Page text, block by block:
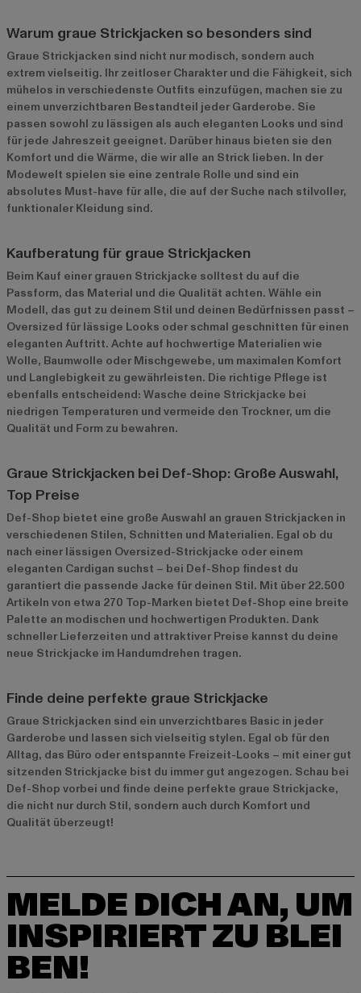
Warum graue Strickjacken so besonders sind
Graue Strickjacken sind nicht nur modisch, sondern auch
extrem vielseitig. Ihr zeitloser Charakter und die Fähigkeit, sich
mühelos in verschiedenste Outfits einzufügen, machen sie zu
einem unverzichtbaren Bestandteil jeder Garderobe. Sie
passen sowohl zu lässigen als auch eleganten Looks und sind
für jede Jahreszeit geeignet. Darüber hinaus bieten sie den
Komfort und die Wärme, die wir alle an Strick lieben. In der
Modewelt spielen sie eine zentrale Rolle und sind ein
absolutes Must-have für alle, die auf der Suche nach stilvoller,
funktionaler Kleidung sind.
Kaufberatung für graue Strickjacken
Beim Kauf einer grauen Strickjacke solltest du auf die
Passform, das Material und die Qualität achten. Wähle ein
Modell, das gut zu deinem Stil und deinen Bedürfnissen passt –
Oversized für lässige Looks oder schmal geschnitten für einen
eleganten Auftritt. Achte auf hochwertige Materialien wie
Wolle, Baumwolle oder Mischgewebe, um maximalen Komfort
und Langlebigkeit zu gewährleisten. Die richtige Pflege ist
ebenfalls entscheidend: Wasche deine Strickjacke bei
niedrigen Temperaturen und vermeide den Trockner, um die
Qualität und Form zu bewahren.
Graue Strickjacken bei Def-Shop: Große Auswahl,
Top Preise
Def-Shop bietet eine große Auswahl an grauen Strickjacken in
verschiedenen Stilen, Schnitten und Materialien. Egal ob du
nach einer lässigen Oversized-Strickjacke oder einem
eleganten Cardigan suchst – bei Def-Shop findest du
garantiert die passende Jacke für deinen Stil. Mit über 22.500
Artikeln von etwa 270 Top-Marken bietet Def-Shop eine breite
Palette an modischen und hochwertigen Produkten. Dank
schneller Lieferzeiten und attraktiver Preise kannst du deine
neue Strickjacke im Handumdrehen tragen.
Finde deine perfekte graue Strickjacke
Graue Strickjacken sind ein unverzichtbares Basic in jeder
Garderobe und lassen sich vielseitig stylen. Egal ob für den
Alltag, das Büro oder entspannte Freizeit-Looks – mit einer gut
sitzenden Strickjacke bist du immer gut angezogen. Schau bei
Def-Shop vorbei und finde deine perfekte graue Strickjacke,
die nicht nur durch Stil, sondern auch durch Komfort und
Qualität überzeugt!
MELDE DICH AN, UM
INSPIRIERT ZU BLEI
BEN!